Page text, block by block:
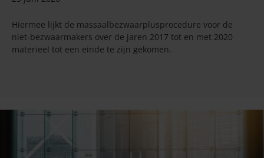
Hiermee lijkt de massaalbezwaarplusprocedure voor de
niet-bezwaarmakers over de jaren 2017 tot en met 2020
materieel tot een einde te zijn gekomen.